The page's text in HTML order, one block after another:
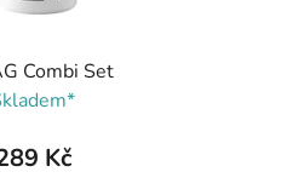
Combi Set
Kč